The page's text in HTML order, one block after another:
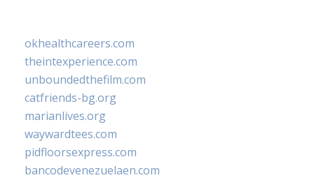
okhealthcareers.com
theintexperience.com
unboundedthefilm.com
catfriends-bg.org
marianlives.org
waywardtees.com
pidfloorsexpress.com
bancodevenezuelaen.com